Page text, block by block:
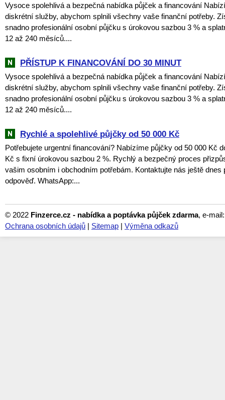
Vysoce spolehlivá a bezpečná nabídka půjček a financování
diskrétní služby, abychom splnili všechny vaše finanční potřeby.
snadno profesionální osobní půjčku s úrokovou sazbou 3 % a
12 až 240 měsíců....
PŘÍSTUP K FINANCOVÁNÍ DO 30 MINUT
Vysoce spolehlivá a bezpečná nabídka půjček a financování
diskrétní služby, abychom splnili všechny vaše finanční potřeby.
snadno profesionální osobní půjčku s úrokovou sazbou 3 % a
12 až 240 měsíců....
Rychlé a spolehlivé půjčky od 50 000 Kč
Potřebujete urgentní financování? Nabízíme půjčky od 50 000 Kč
Kč s fixní úrokovou sazbou 2 %. Rychlý a bezpečný proces
vašim osobním i obchodním potřebám. Kontaktujte nás ještě dnes
odpověď. WhatsApp:...
© 2022 Finzerce.cz - nabídka a poptávka půjček zdarma, e-
Ochrana osobních údajů | Sitemap | Výměna odkazů